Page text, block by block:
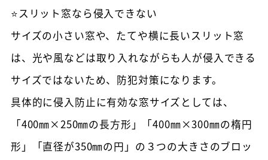
⭐スリット窓なら侵入できない
サイズの小さい窓や、たてや横に長いスリット窓
は、光や風などは取り入れながらも人が侵入できる
サイズではないため、防犯対策になります。
具体的に侵入防止に有効な窓サイズとしては、
「400㎜×250㎜の長方形」「400㎜×300㎜の楕円
形」「直径が350㎜の円」の３つの大きさのブロッ